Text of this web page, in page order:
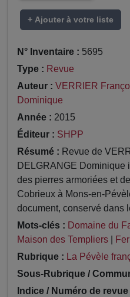
+ Ajouter à votre liste
N° Inventaire : 5695
Type : Revue
Auteur : VERRIER
Dominique
Année : 2015
Éditeur : SHPP
Résumé : Revue de
DELGRANGE Dominique
des pierres armoriées et
Cobrieux à Mons-en-
document, conservé dans
Mots-clés : Domaine du
Maison des Templiers
Rubrique : La Pévèle
Sous-Rubrique /
Indice / Numéro de revue